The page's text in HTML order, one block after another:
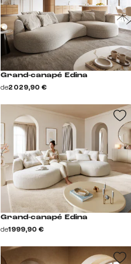
Grand-canapé Edina
de2 029,90 €
Grand-canapé Edina
de1 999,90 €